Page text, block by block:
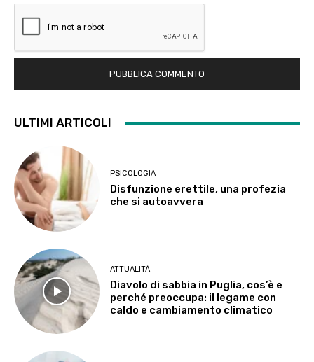
ULTIMI ARTICOLI
PSICOLOGIA
Disfunzione erettile, una profezia
che si autoavvera
ATTUALITÀ
Diavolo di sabbia in Puglia, cos’è e
perché preoccupa: il legame con
caldo e cambiamento climatico